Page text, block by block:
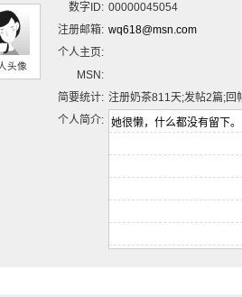
头像
数字ID: 00000045054
注册邮箱: wq618@msn.com
个人主页:
MSN:
简要统计: 注册奶茶811天;发帖2篇;回
个人简介: